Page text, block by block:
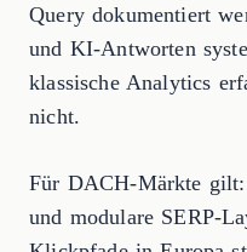
Query dokumentiert
und KI-Antworten
klassische Analytics
nicht.
Für DACH-Märkte gilt:
und modulare SERP-